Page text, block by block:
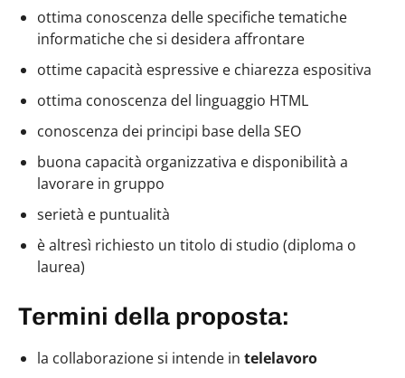
ottima conoscenza delle specifiche tematiche
informatiche che si desidera affrontare
ottime capacità espressive e chiarezza espositiva
ottima conoscenza del linguaggio HTML
conoscenza dei principi base della SEO
buona capacità organizzativa e disponibilità a
lavorare in gruppo
serietà e puntualità
è altresì richiesto un titolo di studio (diploma o
laurea)
Termini della proposta:
la collaborazione si intende in telelavoro